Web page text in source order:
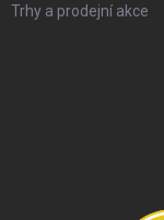
Trhy a prodejní akce